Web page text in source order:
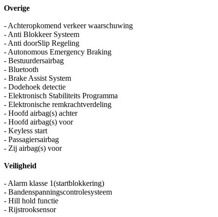
Overige
- Achteropkomend verkeer waarschuwing
- Anti Blokkeer Systeem
- Anti doorSlip Regeling
- Autonomous Emergency Braking
- Bestuurdersairbag
- Bluetooth
- Brake Assist System
- Dodehoek detectie
- Elektronisch Stabiliteits Programma
- Elektronische remkrachtverdeling
- Hoofd airbag(s) achter
- Hoofd airbag(s) voor
- Keyless start
- Passagiersairbag
- Zij airbag(s) voor
Veiligheid
- Alarm klasse 1(startblokkering)
- Bandenspanningscontrolesysteem
- Hill hold functie
- Rijstrooksensor